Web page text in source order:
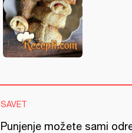
SAVET
Punjenje možete sami